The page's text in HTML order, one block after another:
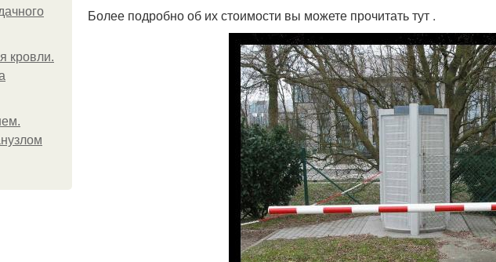
кровли.
Более подробно об их стоимости вы можете прочитать тут .